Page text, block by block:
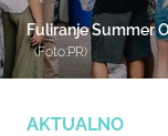
AKTUALNO
Fuliranje Summer
(Foto:PR)